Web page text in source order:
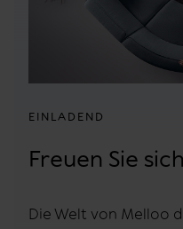
EINLADEND
Freuen Sie
Die Welt von Melloo